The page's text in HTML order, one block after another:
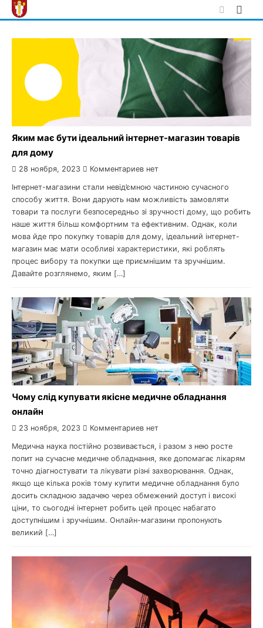
Skip
to
Яким має бути ідеальний інтернет-магазин товарів
для дому
28 ноября, 2023 Комментариев нет
Інтернет-магазини стали невід’ємною частиною сучасного
способу життя. Вони дарують нам можливість замовляти
товари та послуги безпосередньо зі зручності дому, що робить
наше життя більш комфортним та ефективним. Однак, коли
мова йде про покупку товарів для дому, ідеальний інтернет-
магазин має мати особливі характеристики, які роблять
процес вибору та покупки ще приємнішим та зручнішим.
Давайте розглянемо, яким […]
Чому слід купувати якісне медичне обладнання
онлайн
23 ноября, 2023 Комментариев нет
Медична наука постійно розвивається, і разом з нею росте
попит на сучасне медичне обладнання, яке допомагає лікарям
точно діагностувати та лікувати різні захворювання. Однак,
якщо ще кілька років тому купити медичне обладнання було
досить складною задачею через обмежений доступ і високі
ціни, то сьогодні інтернет робить цей процес набагато
доступнішим і зручнішим. Онлайн-магазини пропонують
великий […]